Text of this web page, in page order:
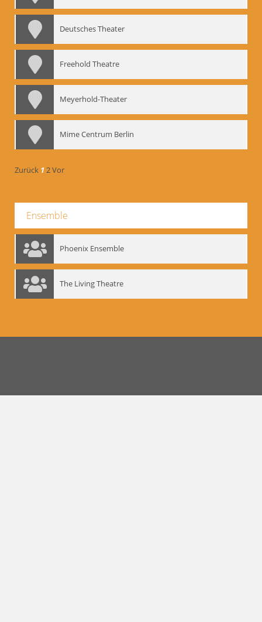
Deutsches Theater
Freehold Theatre
Meyerhold-Theater
Mime Centrum Berlin
Zurück 12Vor
Ensemble
Phoenix Ensemble
The Living Theatre